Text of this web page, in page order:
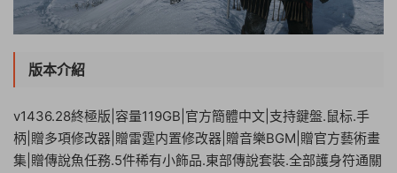
版本介紹
v1436.28終極版|容量119GB|官方簡體中文|支持鍵盤.鼠标.手
柄|贈多項修改器|贈雷霆内置修改器|贈音樂BGM|贈官方藝術畫
集|贈傳說魚任務.5件稀有小飾品.東部傳說套裝.全部護身符通關